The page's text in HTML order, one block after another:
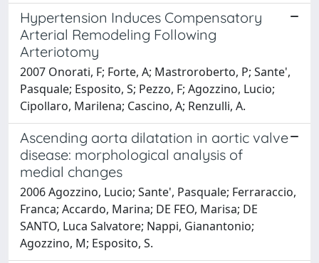
Hypertension Induces Compensatory
Arterial Remodeling Following
Arteriotomy
2007 Onorati, F; Forte, A; Mastroroberto, P; Sante',
Pasquale; Esposito, S; Pezzo, F; Agozzino, Lucio;
Cipollaro, Marilena; Cascino, A; Renzulli, A.
Ascending aorta dilatation in aortic valve
disease: morphological analysis of
medial changes
2006 Agozzino, Lucio; Sante', Pasquale; Ferraraccio,
Franca; Accardo, Marina; DE FEO, Marisa; DE
SANTO, Luca Salvatore; Nappi, Gianantonio;
Agozzino, M; Esposito, S.